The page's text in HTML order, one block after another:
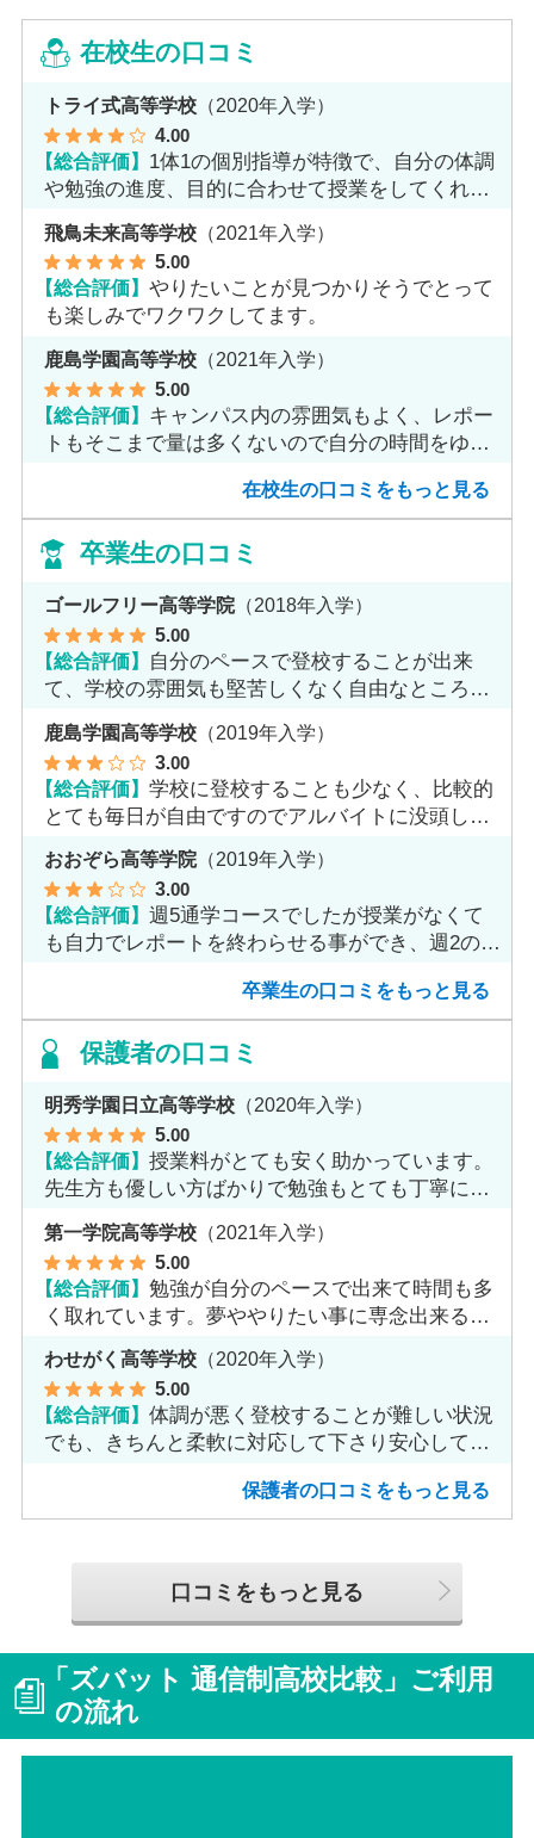
在校生の口コミ
トライ式高等学校 （2020年入学）
4.00
【総合評価】 1体1の個別指導が特徴で、自分の体調
や勉強の進度、目的に合わせて授業をしてくれま
飛鳥未来高等学校 （2021年入学）
5.00
【総合評価】やりたいことが見つかりそうでとって
も楽しみでワクワクしてます。
鹿島学園高等学校 （2021年入学）
5.00
【総合評価】 キャンパス内の雰囲気もよく、レポー
トもそこまで量は多くないので自分の時間をゆっ
在校生の口コミをもっと見る
卒業生の口コミ
ゴールフリー高等学院（2018年入学）
5.00
【総合評価】 自分のペースで登校することが出来
て、学校の雰囲気も堅苦しくなく自由なところが
鹿島学園高等学校 （2019年入学）
3.00
【総合評価】学校に登校することも少なく、比較的
とても毎日が自由ですのでアルバイトに没頭して
おおぞら高等学院（2019年入学）
3.00
【総合評価】週5通学コースでしたが授業がなくて
も自力でレポートを終わらせる事ができ、週2のコ
卒業生の口コミをもっと見る
保護者の口コミ
明秀学園日立高等学校 （2020年入学）
5.00
【総合評価】授業料がとても安く助かっています。
先生方も優しい方ばかりで勉強もとても丁寧に教
第一学院高等学校 （2021年入学）
5.00
【総合評価】勉強が自分のペースで出来て時間も多
く取れています。夢ややりたい事に専念出来る点
で良いと思います。
わせがく高等学校 （2020年入学）
5.00
【総合評価】体調が悪く登校することが難しい状況
でも、きちんと柔軟に対応して下さり安心して進
保護者の口コミをもっと見る
口コミをもっと見る
「ズバット 通信制高校比較」ご利用
の流れ